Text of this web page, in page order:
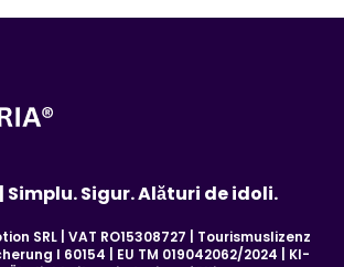
| Simplu. Sigur. Alături de idoli.
SRL | VAT RO15308727 | Tourismuslizenz
I 60154 | EU TM 019042062/2024 | KI-